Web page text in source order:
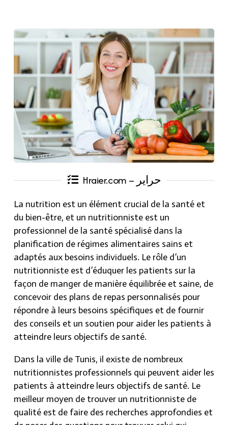
Hraier.com – حراير
La nutrition est un élément crucial de la santé et
du bien-être, et un nutritionniste est un
professionnel de la santé spécialisé dans la
planification de régimes alimentaires sains et
adaptés aux besoins individuels. Le rôle d’un
nutritionniste est d’éduquer les patients sur la
façon de manger de manière équilibrée et saine, de
concevoir des plans de repas personnalisés pour
répondre à leurs besoins spécifiques et de fournir
des conseils et un soutien pour aider les patients à
atteindre leurs objectifs de santé.
Dans la ville de Tunis, il existe de nombreux
nutritionnistes professionnels qui peuvent aider les
patients à atteindre leurs objectifs de santé. Le
meilleur moyen de trouver un nutritionniste de
qualité est de faire des recherches approfondies et